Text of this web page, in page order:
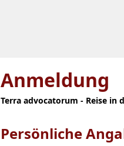
Anmeldung
Terra advocatorum - Reise in
Persönliche